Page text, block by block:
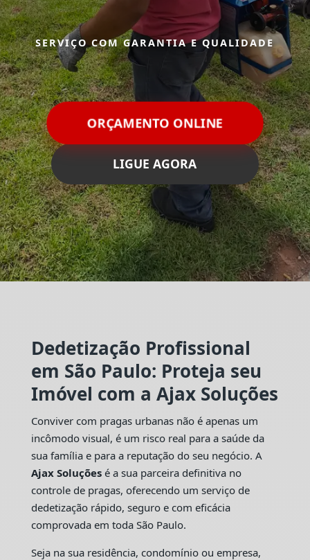
SERVIÇO COM GARANTIA E QUALIDADE
ORÇAMENTO ONLINE
LIGUE AGORA
Dedetização Profissional
em São Paulo: Proteja seu
Imóvel com a Ajax Soluções
Conviver com pragas urbanas não é apenas um
incômodo visual, é um risco real para a saúde da
sua família e para a reputação do seu negócio. A
Ajax Soluçõesé a sua parceira definitiva no
controle de pragas, oferecendo um serviço de
dedetização rápido, seguro e com eficácia
comprovada em toda São Paulo.
Seja na sua residência, condomínio ou empresa,